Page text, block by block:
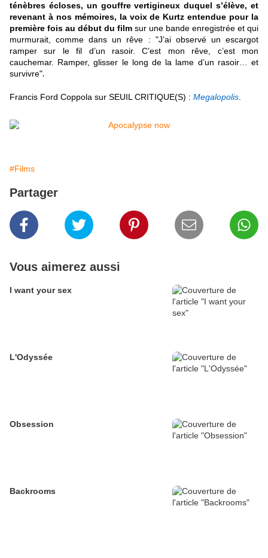
ténèbres écloses, un gouffre vertigineux duquel s’élève, et
revenant à nos mémoires, la voix de Kurtz entendue pour la
première fois au début du film sur une bande enregistrée et qui
murmurait, comme dans un rêve : "J’ai observé un escargot
ramper sur le fil d’un rasoir. C’est mon rêve, c’est mon
cauchemar. Ramper, glisser le long de la lame d’un rasoir… et
survivre".
Francis Ford Coppola sur SEUIL CRITIQUE(S) : Megalopolis
#Films
Partager
Vous aimerez aussi
I want your sex
L'Odyssée
Obsession
Backrooms